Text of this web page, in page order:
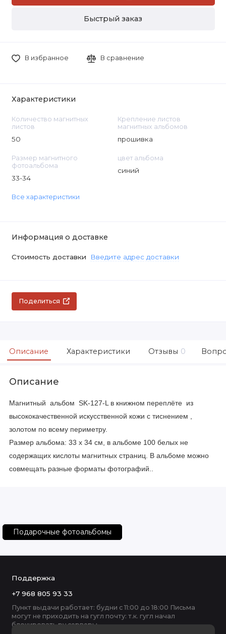
Быстрый заказ
В избранное В сравнение
Характеристики
Количество магнитных
листов
50
Крепление листов
магнитных альбомов
прошивка
Размер магнитного
фотоальбома
33-34
цвет альбома
синий
Все характеристики
Информация о доставке
Стоимость доставки Введите адрес доставки
Поделиться
Описание Характеристики Отзывы 0
Описание
Магнитный альбом SK-127-L в книжном переплёте из
высококачественной искусственной кожи с тиснением ,
золотом по всему периметру.
Размер альбома: 33 x 34 см, в альбоме 100 белых не
содержащих кислоты магнитных страниц. В альбоме можно
совмещать разные форматы фотографий..
Подарочные фотоальбомы
Поддержка
+7 968 805 93 33
Пункт выдачи работает: будни с 11:00 до 18:00 Письма
могут не приходить на гугл почту: т.к. гугл начал
блокировать ру серверы